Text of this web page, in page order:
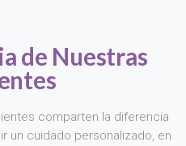
de Nuestras
comparten la diferencia
un cuidado personalizado, en